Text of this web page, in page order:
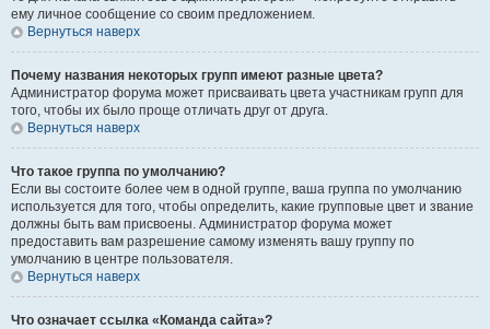
ему личное сообщение со своим предложением.
Вернуться наверх
Почему названия некоторых групп имеют разные цвета?
Администратор форума может присваивать цвета участникам групп для
того, чтобы их было проще отличать друг от друга.
Вернуться наверх
Что такое группа по умолчанию?
Если вы состоите более чем в одной группе, ваша группа по умолчанию
используется для того, чтобы определить, какие групповые цвет и звание
должны быть вам присвоены. Администратор форума может
предоставить вам разрешение самому изменять вашу группу по
умолчанию в центре пользователя.
Вернуться наверх
Что означает ссылка «Команда сайта»?